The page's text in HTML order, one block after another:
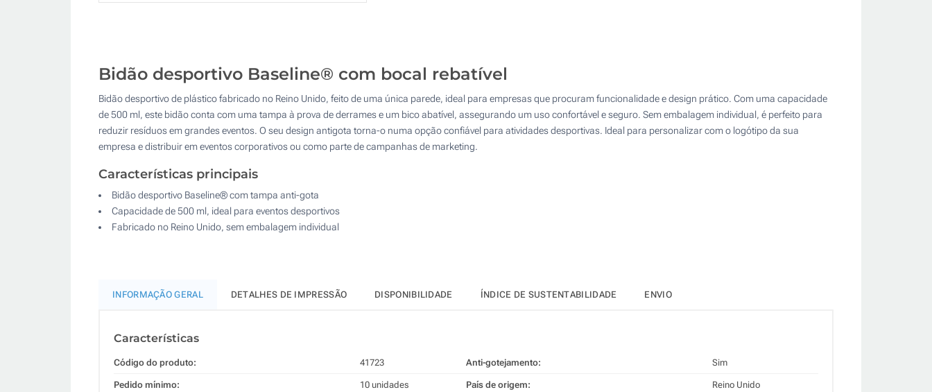
Outra : Atualizar
Bidão desportivo Baseline® com bocal rebatível
Bidão desportivo de plástico fabricado no Reino Unido, feito de uma única parede, ideal para empresas que procuram funcionalidade e design prático. Com uma capacidade
de 500 ml, este bidão conta com uma tampa à prova de derrames e um bico abatível, assegurando um uso confortável e seguro. Sem embalagem individual, é perfeito para
reduzir resíduos em grandes eventos. O seu design antigota torna-o numa opção confiável para atividades desportivas. Ideal para personalizar com o logótipo da sua
empresa e distribuir em eventos corporativos ou como parte de campanhas de marketing.
Características principais
Bidão desportivo Baseline® com tampa anti-gota
Capacidade de 500 ml, ideal para eventos desportivos
Fabricado no Reino Unido, sem embalagem individual
INFORMAÇÃO GERAL DETALHES DE IMPRESSÃO DISPONIBILIDADE ÍNDICE DE SUSTENTABILIDADE ENVIO
Características
Código do produto: 41723
Pedido mínimo: 10 unidades
Anti-gotejamento: Sim
País de origem: Reino Unido